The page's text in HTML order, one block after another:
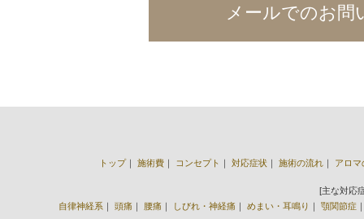
メールでのお問
トップ｜ 施術費 ｜ コンセプト ｜ 対応症状 ｜ 施術の流れ ｜ アロマ
[主な対応
自律神経系 ｜ 頭痛 ｜ 腰痛 ｜ しびれ・神経痛 ｜ めまい・耳鳴り ｜ 顎関節症